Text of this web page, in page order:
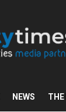
NEWS THE